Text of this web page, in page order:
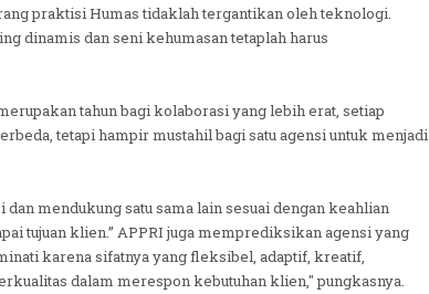
praktisi Humas tidaklah tergantikan oleh teknologi.
dinamis dan seni kehumasan tetaplah harus
tahun bagi kolaborasi yang lebih erat, setiap
tetapi hampir mustahil bagi satu agensi untuk menjadi
mendukung satu sama lain sesuai dengan keahlian
tujuan klien.” APPRI juga memprediksikan agensi yang
karena sifatnya yang fleksibel, adaptif, kreatif,
dalam merespon kebutuhan klien," pungkasnya.